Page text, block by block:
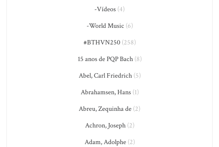
-Vídeos (4)
-World Music (6)
#BTHVN250(258)
15 anos de PQP Bach(8)
Abel, Carl Friedrich(5)
Abrahamsen, Hans(1)
Abreu, Zequinha de (2)
Achron, Joseph(2)
Adam, Adolphe(2)